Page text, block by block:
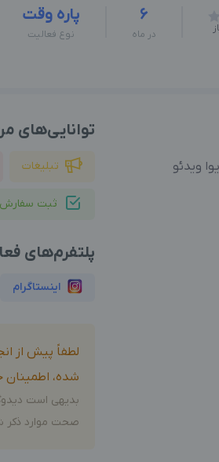
6
در ماه
پاره وقت
نوع فعالیت
ویدئو
توانایی‌های
تبلیغات
ثبت سفارش
پلتفرم‌های
اینستاگرام
لطفاً پیش از
شده، اطمینان
بدیهی است
صحت موارد ذکر